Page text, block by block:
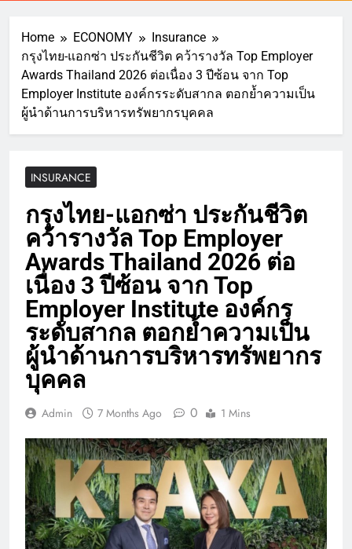
Home ECONOMY
Insurance
กรุงไทย-แอกซ่า ประกันชีวิต คว้ารางวัล Top Employer
Awards Thailand 2026 ต่อเนื่อง 3 ปีซ้อน จาก Top
Employer Institute องค์กรระดับสากล ตอกย้ำความเป็น
ผู้นำด้านการบริหารทรัพยากรบุคคล
INSURANCE
กรุงไทย-แอกซ่า ประกันชีวิต
คว้ารางวัล Top Employer
Awards Thailand 2026 ต่อ
เนื่อง 3 ปีซ้อน จาก Top
Employer Institute องค์กร
ระดับสากล ตอกย้ำความเป็น
ผู้นำด้านการบริหารทรัพยากร
บุคคล
Admin 7 Months Ago 0 1 Mins